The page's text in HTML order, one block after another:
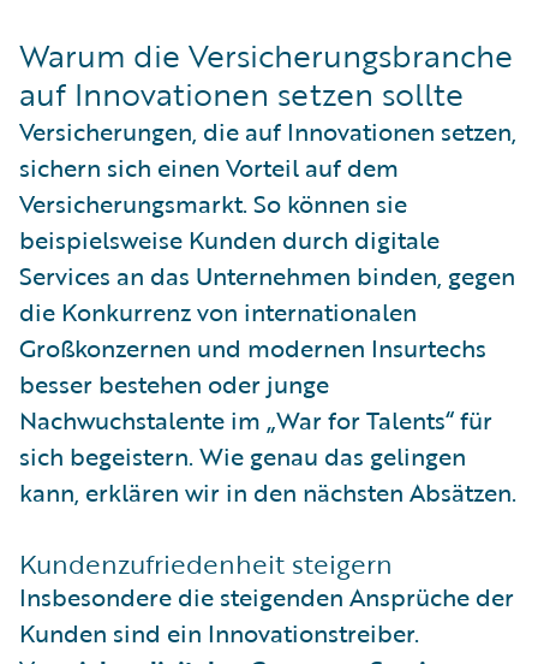
Warum die Versicherungsbranche
auf Innovationen setzen sollte
Versicherungen, die auf Innovationen setzen,
sichern sich einen Vorteil auf dem
Versicherungsmarkt. So können sie
beispielsweise Kunden durch digitale
Services an das Unternehmen binden, gegen
die Konkurrenz von internationalen
Großkonzernen und modernen Insurtechs
besser bestehen oder junge
Nachwuchstalente im „War for Talents“ für
sich begeistern. Wie genau das gelingen
kann, erklären wir in den nächsten Absätzen.
Kundenzufriedenheit steigern
Insbesondere die steigenden Ansprüche der
Kunden sind ein Innovationstreiber.